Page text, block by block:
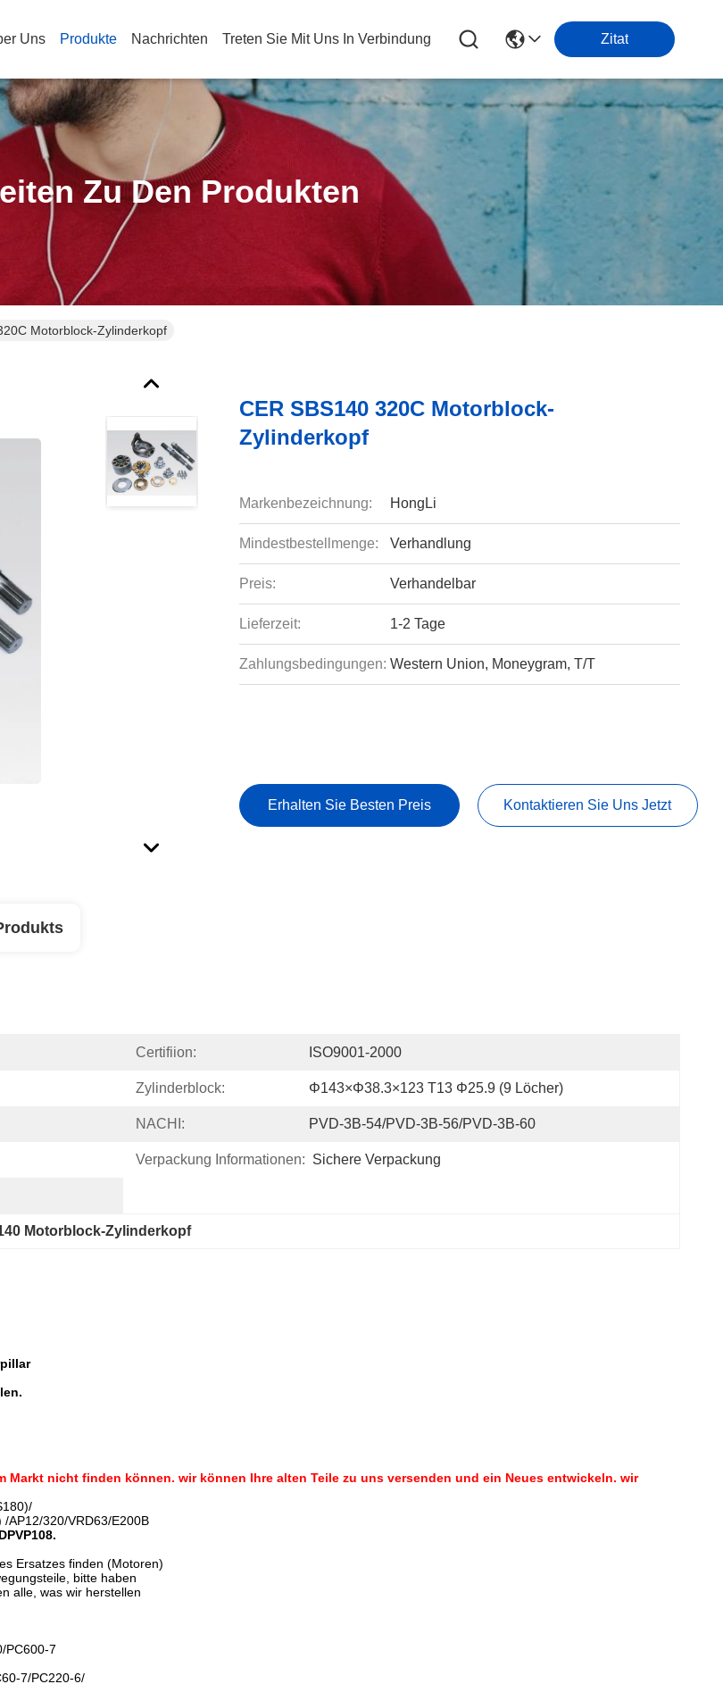
Uns Produkte Nachrichten Treten Sie Mit Uns In Verbindung Zitat
Zu Den Produkten
Motorblock-Zylinderkopf
CER SBS140 320C Motorblock-
Zylinderkopf
Markenbezeichnung: HongLi
Mindestbestellmenge: Verhandlung
Preis: Verhandelbar
Lieferzeit: 1-2 Tage
Zahlungsbedingungen: Western Union, Moneygram, T/T
Erhalten Sie Besten Preis Kontaktieren Sie Uns Jetzt
Certifiion: ISO9001-2000
Zylinderblock: Φ143×φ38.3×123 T13 Φ25.9 (9 Löcher)
NACHI: PVD-3B-54/PVD-3B-56/PVD-3B-60
Verpackung Informationen: Sichere Verpackung
Motorblock-Zylinderkopf
Markt nicht finden können. wir können Ihre alten Teile zu uns versenden und ein Neues entwickeln. wir
AP12/320/VRD63/E200B
Ersatzes finden (Motoren)
bitte haben
alle, was wir herstellen
PC600-7
7/PC220-6/